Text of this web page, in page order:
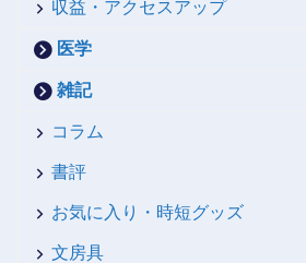
収益・アクセスアップ
医学
雑記
コラム
書評
お気に入り・時短グッズ
文房具